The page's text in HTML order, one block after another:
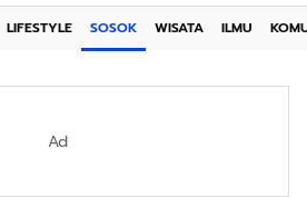
LIFESTYLE SOSOK WISATA ILMU
Ad